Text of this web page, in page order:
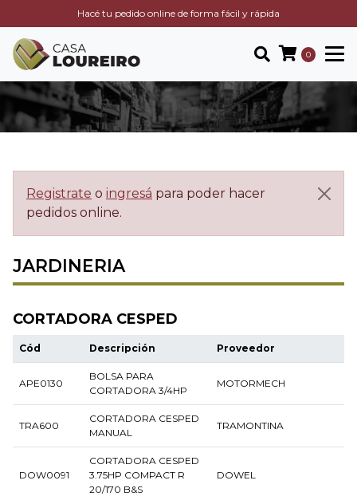
Hacé tu pedido online de forma fácil y rápida
0
Registrate o ingresá para poder hacer
pedidos online.
JARDINERIA
CORTADORA CESPED
Cód Descripción Proveedor
APE0130
BOLSA PARA
CORTADORA 3/4HP
MOTORMECH
TRA600
CORTADORA CESPED
MANUAL
TRAMONTINA
DOW0091
CORTADORA CESPED
3.75HP COMPACT R
20/170 B&S
DOWEL